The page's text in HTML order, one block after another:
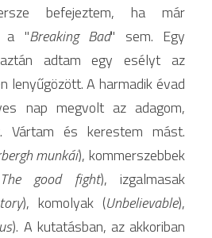
befejeztem, ha már
a "Breaking Bad" sem. Egy
adtam egy esélyt az
lenyűgözött. A harmadik évad
nap megvolt az adagom,
Vártam és kerestem mást.
munkái), kommerszebbek
good fight), izgalmasak
), komolyak (Unbelievable),
). A kutatásban, az akkoriban